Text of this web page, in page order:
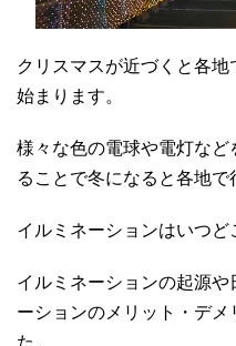
クリスマスが近づくと各
始まります。
様々な色の電球や電灯な
ることで冬になると各地で
イルミネーションはいつど
イルミネーションの起源
ーションのメリット・デ